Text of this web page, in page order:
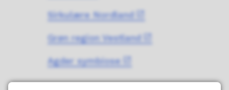
Sirkulære Nordland
Grøn region Vestland
Agder symbiose